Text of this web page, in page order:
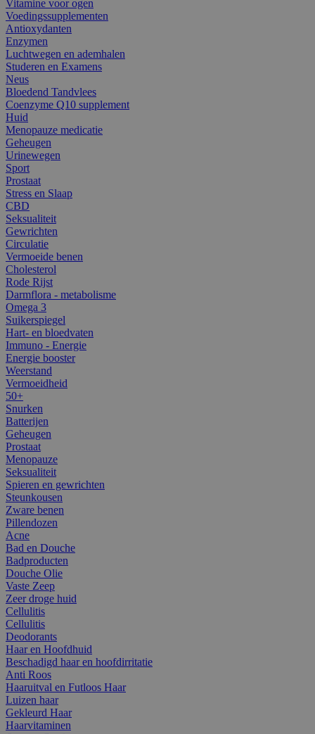
Vitamine voor ogen
Voedingssupplementen
Antioxydanten
Enzymen
Luchtwegen en ademhalen
Studeren en Examens
Neus
Bloedend Tandvlees
Coenzyme Q10 supplement
Huid
Menopauze medicatie
Geheugen
Urinewegen
Sport
Prostaat
Stress en Slaap
CBD
Seksualiteit
Gewrichten
Circulatie
Vermoeide benen
Cholesterol
Rode Rijst
Darmflora - metabolisme
Omega 3
Suikerspiegel
Hart- en bloedvaten
Immuno - Energie
Energie booster
Weerstand
Vermoeidheid
50+
Snurken
Batterijen
Geheugen
Prostaat
Menopauze
Seksualiteit
Spieren en gewrichten
Steunkousen
Zware benen
Pillendozen
Acne
Bad en Douche
Badproducten
Douche Olie
Vaste Zeep
Zeer droge huid
Cellulitis
Cellulitis
Deodorants
Haar en Hoofdhuid
Beschadigd haar en hoofdirritatie
Anti Roos
Haaruitval en Futloos Haar
Luizen haar
Gekleurd Haar
Haarvitaminen